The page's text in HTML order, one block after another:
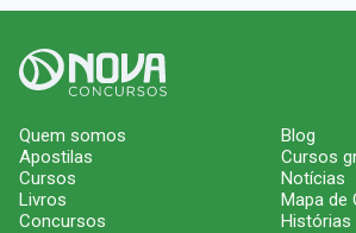
Quem somos
Apostilas
Cursos
Livros
Concursos
Blog
Cursos
Notícias
Mapa de
Histórias